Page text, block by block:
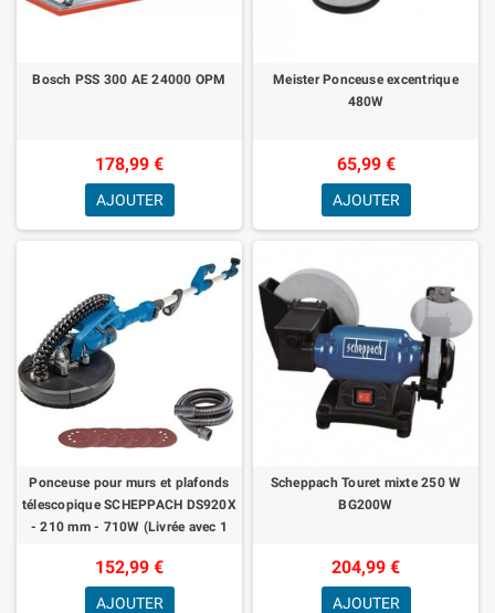
Bosch PSS 300 AE 24000 OPM
178,99 €
AJOUTER
Meister Ponceuse excentrique
480W
65,99 €
AJOUTER
Ponceuse pour murs et plafonds
télescopique SCHEPPACH DS920X
- 210 mm - 710W (Livrée avec 1
tuyau 4m, 6 disques abrasifs
152,99 €
AJOUTER
Scheppach Touret mixte 250 W
BG200W
204,99 €
AJOUTER